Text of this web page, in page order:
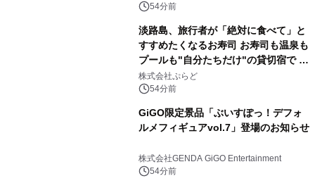
54分前
淡路島、旅行者が「絶対に食べて」と
すすめたくなるお寿司 お寿司も温泉も
プールも"自分たちだけ"の貸切宿で 1
日1組限定「岩屋温泉 絵島別庭 海と
森」の握り寿司プラン
株式会社ぷらど
54分前
GiGO限定景品「ぶいすぽっ！デフォ
ルメフィギュアvol.7」登場のお知らせ
株式会社GENDA GiGO Entertainment
54分前